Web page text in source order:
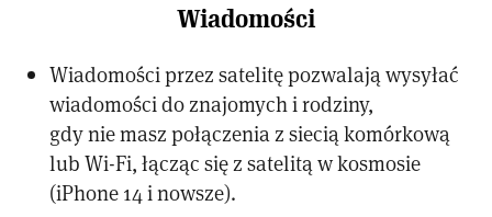
Wiadomości
Wiadomości przez satelitę pozwalają wysyłać
wiadomości do znajomych i rodziny,
gdy nie masz połączenia z siecią komórkową
lub Wi-Fi, łącząc się z satelitą w kosmosie
(iPhone 14 i nowsze).